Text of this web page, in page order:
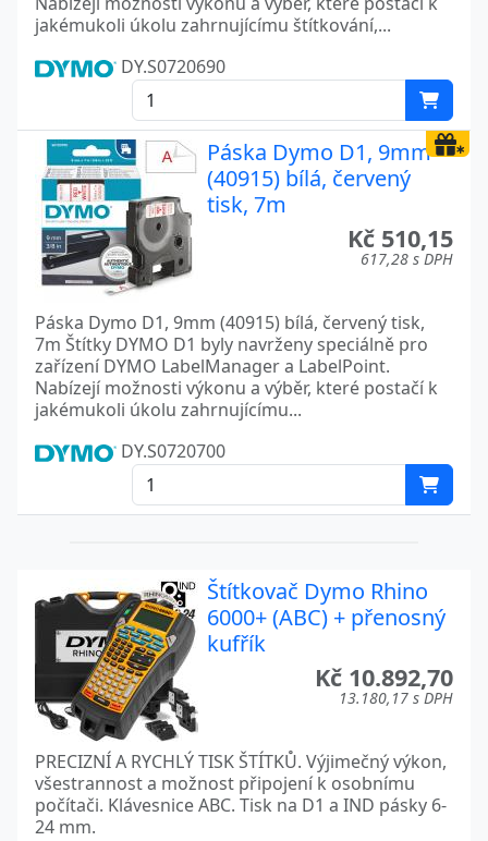
jakémukoli úkolu zahrnujícímu štítkování,...
DY.S0720690
Páska Dymo D1, 9mm
(40915) bílá, červený
tisk, 7m
Kč 510,15
617,28 s DPH
Páska Dymo D1, 9mm (40915) bílá, červený tisk,
7m Štítky DYMO D1 byly navrženy speciálně pro
zařízení DYMO LabelManager a LabelPoint.
Nabízejí možnosti výkonu a výběr, které postačí k
jakémukoli úkolu zahrnujícímu...
DY.S0720700
Štítkovač Dymo Rhino
6000+ (ABC) + přenosný
kufřík
Kč 10.892,70
13.180,17 s DPH
PRECIZNÍ A RYCHLÝ TISK ŠTÍTKŮ. Výjimečný výkon,
všestrannost a možnost připojení k osobnímu
počítači. Klávesnice ABC. Tisk na D1 a IND pásky 6-
24 mm.